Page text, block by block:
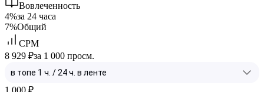
Вовлеченность
4%за 24 часа
7%Общий
CPM
8 929 ₽за 1 000 просм.